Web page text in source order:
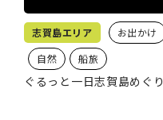
志賀島エリア お出かけ
自然
船旅
ぐるっと一日志賀島めぐり